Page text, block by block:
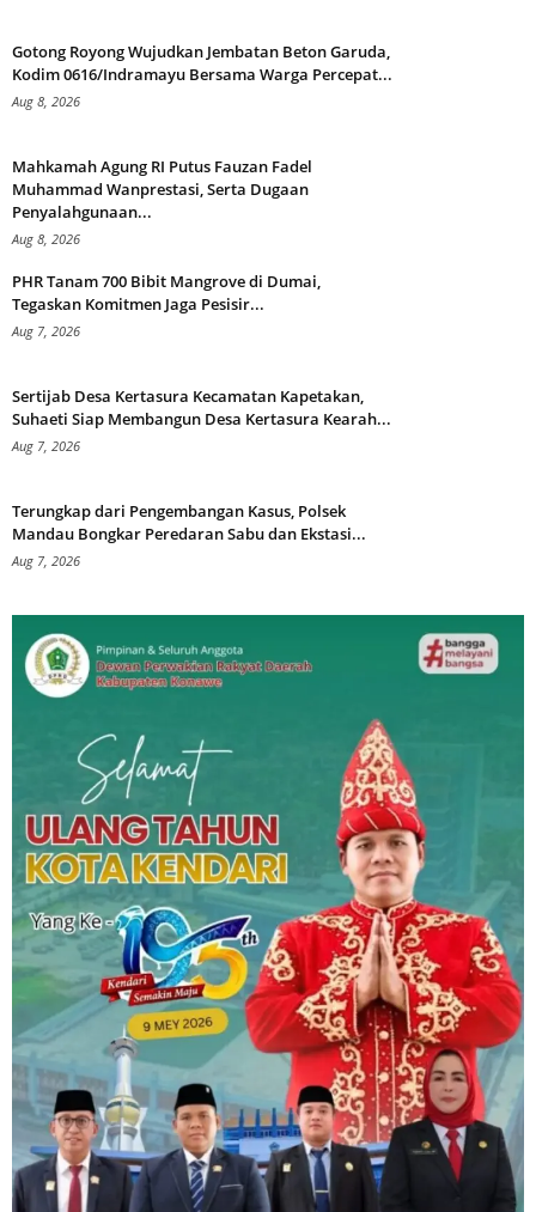
Gotong Royong Wujudkan Jembatan Beton Garuda,
Kodim 0616/Indramayu Bersama Warga Percepat...
Aug 8, 2026
Mahkamah Agung RI Putus Fauzan Fadel
Muhammad Wanprestasi, Serta Dugaan
Penyalahgunaan...
Aug 8, 2026
PHR Tanam 700 Bibit Mangrove di Dumai,
Tegaskan Komitmen Jaga Pesisir...
Aug 7, 2026
Sertijab Desa Kertasura Kecamatan Kapetakan,
Suhaeti Siap Membangun Desa Kertasura Kearah...
Aug 7, 2026
Terungkap dari Pengembangan Kasus, Polsek
Mandau Bongkar Peredaran Sabu dan Ekstasi...
Aug 7, 2026